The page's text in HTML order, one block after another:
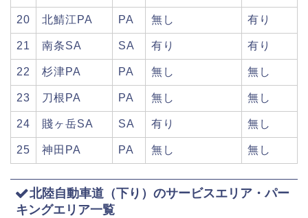
20 北鯖江PA PA 無し 有り
21 南条SA SA 有り 有り
22 杉津PA PA 無し 無し
23 刀根PA PA 無し 無し
24 賤ヶ岳SA SA 有り 無し
25 神田PA PA 無し 無し
北陸自動車道（下り）のサービスエリア・パー
キングエリア一覧